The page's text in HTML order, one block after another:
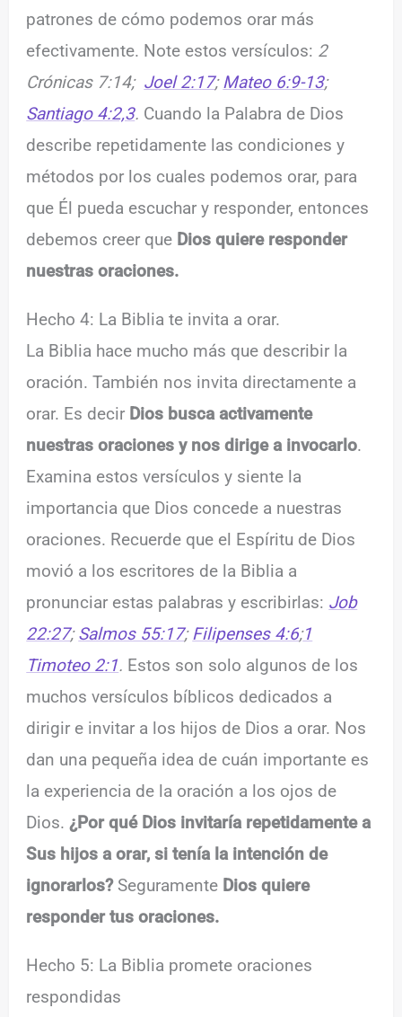
patrones de cómo podemos orar más
efectivamente. Note estos versículos: 2
Crónicas 7:14; Joel 2:17;Mateo 6:9-13;
Santiago 4:2,3. Cuando la Palabra de Dios
describe repetidamente las condiciones y
métodos por los cuales podemos orar, para
que Él pueda escuchar y responder, entonces
debemos creer que Dios quiere responder
nuestras oraciones.
Hecho 4: La Biblia te invita a orar.
La Biblia hace mucho más que describir la
oración. También nos invita directamente a
orar. Es decir Dios busca activamente
nuestras oraciones y nos dirige a invocarlo.
Examina estos versículos y siente la
importancia que Dios concede a nuestras
oraciones. Recuerde que el Espíritu de Dios
movió a los escritores de la Biblia a
pronunciar estas palabras y escribirlas: Job
22:27; Salmos 55:17;Filipenses 4:6;1
Timoteo 2:1. Estos son solo algunos de los
muchos versículos bíblicos dedicados a
dirigir e invitar a los hijos de Dios a orar. Nos
dan una pequeña idea de cuán importante es
la experiencia de la oración a los ojos de
Dios.¿Por qué Dios invitaría repetidamente a
Sus hijos a orar, si tenía la intención de
ignorarlos?Seguramente Dios quiere
respondertus oraciones.
Hecho 5: La Biblia promete oraciones
respondidas